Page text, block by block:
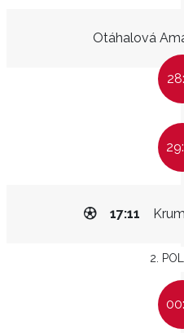
Otáhalová
17:11
2.